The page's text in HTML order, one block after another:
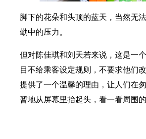
脚下的花朵和头顶的蓝天，当然无
勤中的压力。
但对陈佳琪和刘天若来说，这是一
目不给乘客设定规则，不要求他们
提供了一个温馨的理由，让人们在
暂地从屏幕里抬起头，看一看周围的